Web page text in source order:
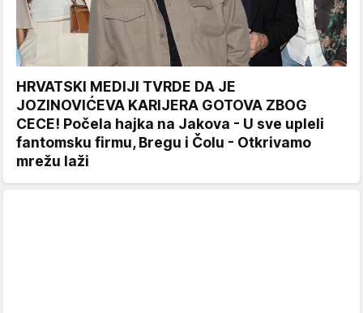
HRVATSKI MEDIJI TVRDE DA JE
JOZINOVIĆEVA KARIJERA GOTOVA ZBOG
CECE! Počela hajka na Jakova - U sve upleli
fantomsku firmu, Bregu i Čolu - Otkrivamo
mrežu laži